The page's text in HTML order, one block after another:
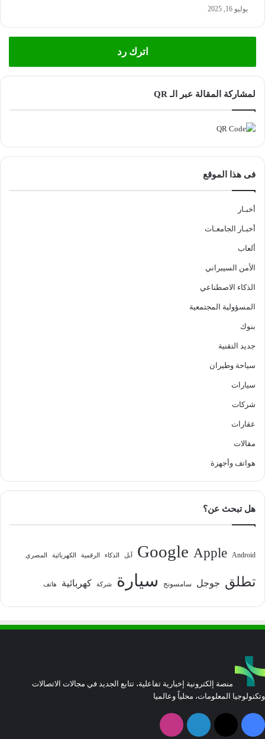
يوليو 16, 2025
اترك رد
لمشاركة المقالة عبر الـ QR
فى هذا الموقع
أخبـار
أخبـار الجامعـات
ألعاب
الأمن السيبراني
الذكاء الاصطناعي
المسؤولية المجتمعية
بنوك
جديد التقنية
سياحة وطيران
سيارات
شركات
عقارات
مقالات
هواتف وأجهزة
هل تبحث عن؟
Android
Apple
Google آبل الذكاء الرقمية الكهربائية المصري
تطلق جوجل سامسونج سيارة شركة كهربائية هاتف
منصة إلكترونية إخبارية تفاعلية، تتابع الجديد في مجالات الاتصالات
وتكنولوجيا المعلومات، محلياً وعالميا
فيسبوك
‫X لينكدإن انستقرام